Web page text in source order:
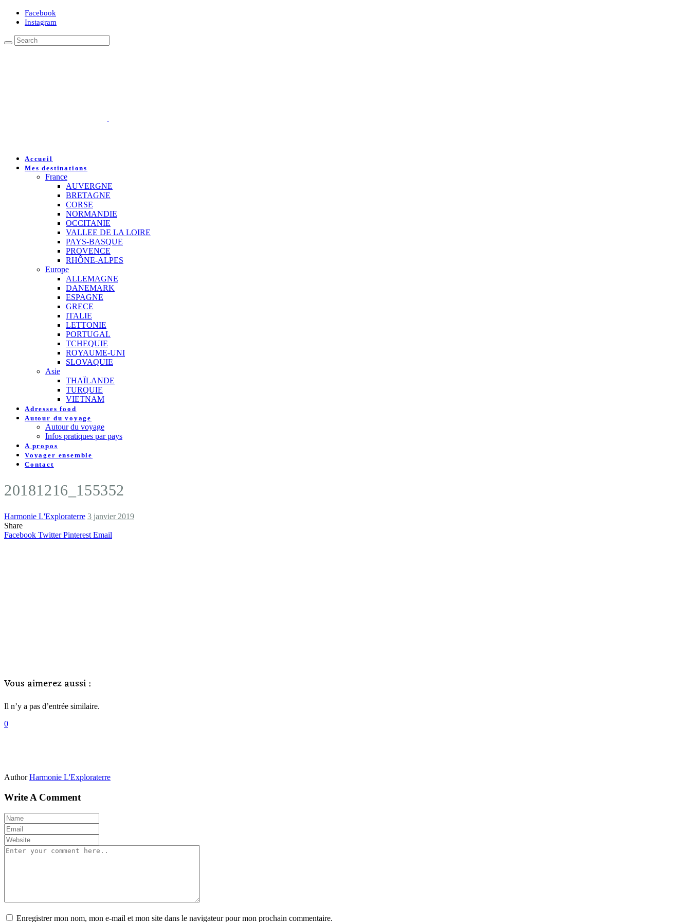
Facebook
Instagram
Accueil
Mes destinations
France
AUVERGNE
BRETAGNE
CORSE
NORMANDIE
OCCITANIE
VALLEE DE LA LOIRE
PAYS-BASQUE
PROVENCE
RHÔNE-ALPES
Europe
ALLEMAGNE
DANEMARK
ESPAGNE
GRECE
ITALIE
LETTONIE
PORTUGAL
TCHEQUIE
ROYAUME-UNI
SLOVAQUIE
Asie
THAÏLANDE
TURQUIE
VIETNAM
Adresses food
Autour du voyage
Autour du voyage
Infos pratiques par pays
A propos
Voyager ensemble
Contact
20181216_155352
Harmonie L'Exploraterre 3 janvier 2019
Share
Facebook Twitter Pinterest Email
Vous aimerez aussi :
Il n’y a pas d’entrée similaire.
0
Author Harmonie L'Exploraterre
Write A Comment
Enregistrer mon nom, mon e-mail et mon site dans le navigateur pour mon prochain commentaire.